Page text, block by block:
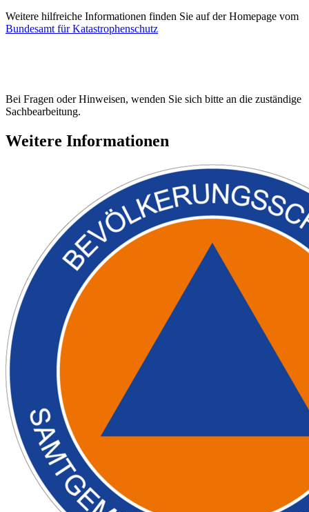
Weitere hilfreiche Informationen finden Sie auf der Homepage vom
Bundesamt für Katastrophenschutz
Bei Fragen oder Hinweisen, wenden Sie sich bitte an die zuständige
Sachbearbeitung.
Weitere Informationen